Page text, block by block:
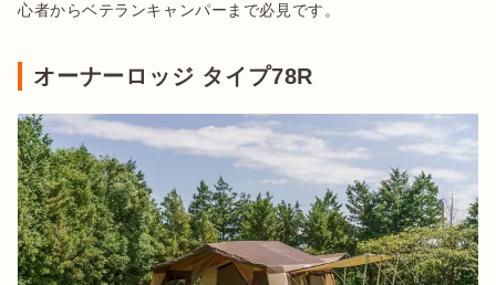
心者からベテランキャンパーまで必見です。
オーナーロッジ タイプ78R